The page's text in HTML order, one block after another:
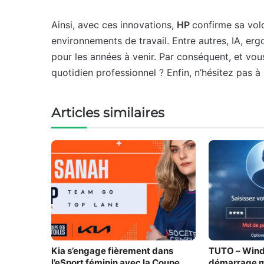
Ainsi, avec ces innovations, HP confirme sa
environnements de travail. Entre autres, IA,
pour les années à venir. Par conséquent, et
quotidien professionnel ? Enfin, n’hésitez pas
Articles similaires
Kia s’engage fièrement dans
TUTO –